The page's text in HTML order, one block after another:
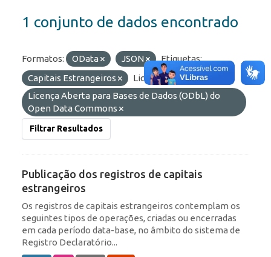
1 conjunto de dados encontrado
Formatos: OData JSON
Etiquetas:
Capitais Estrangeiros
Licenças:
Licença Aberta para Bases de Dados (ODbL) do
Open Data Commons
Filtrar Resultados
Publicação dos registros de capitais
estrangeiros
Os registros de capitais estrangeiros contemplam os
seguintes tipos de operações, criadas ou encerradas
em cada período data-base, no âmbito do sistema de
Registro Declaratório...